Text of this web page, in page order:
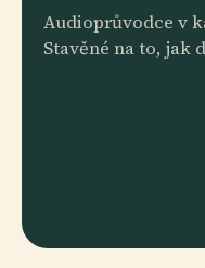
Audioprůvodce v
Stavěné na to, jak